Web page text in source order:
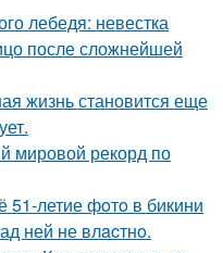
лебедя: невестка
после сложнейшей
жизнь становится еще
мировой рекорд по
51-летие фoтo в бикини
ней не влacтнo.